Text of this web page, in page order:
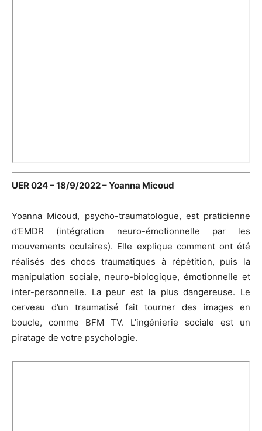
UER 024 – 18/9/2022 – Yoanna Micoud
Yoanna Micoud, psycho-traumatologue, est praticienne
d’EMDR (intégration neuro-émotionnelle par les
mouvements oculaires). Elle explique comment ont été
réalisés des chocs traumatiques à répétition, puis la
manipulation sociale, neuro-biologique, émotionnelle et
inter-personnelle. La peur est la plus dangereuse. Le
cerveau d’un traumatisé fait tourner des images en
boucle, comme BFM TV. L’ingénierie sociale est un
piratage de votre psychologie.